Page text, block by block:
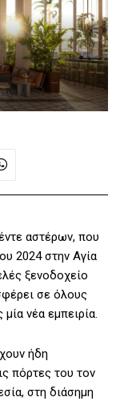
αστέρων, που
2024 στην Αγία
ξενοδοχείο
σε όλους
νέα εμπειρία.
ήδη
πόρτες του τον
στη διάσημη